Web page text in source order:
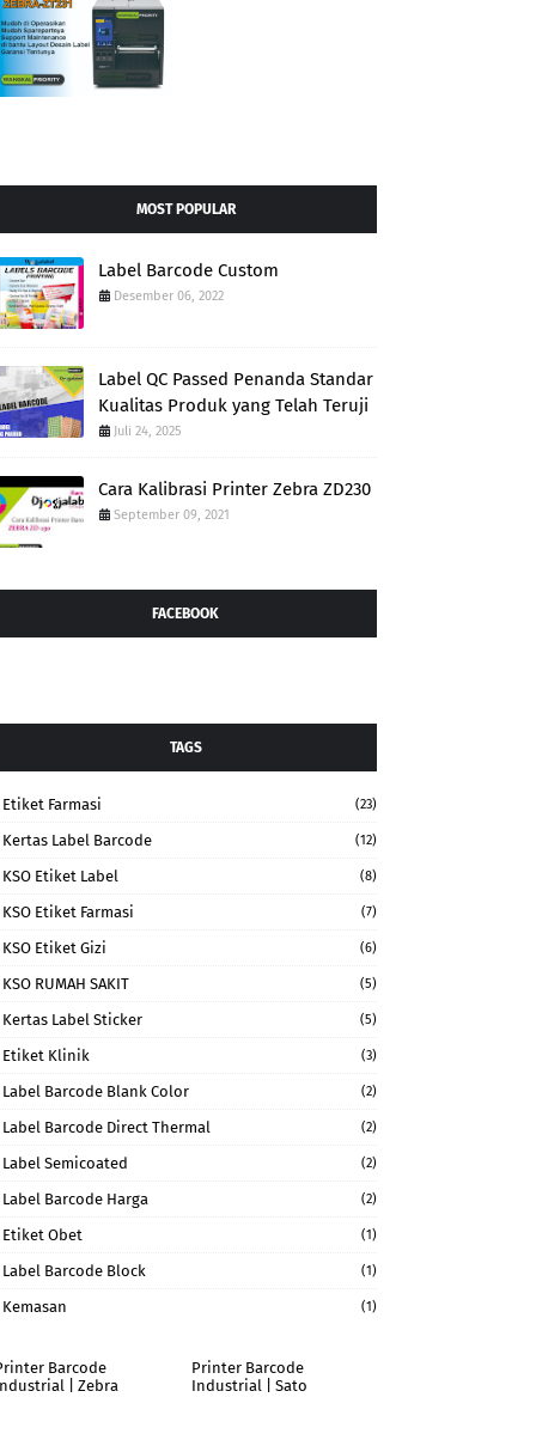
MOST POPULAR
Label Barcode Custom
Desember 06, 2022
Label QC Passed Penanda Standar
Kualitas Produk yang Telah Teruji
Juli 24, 2025
Cara Kalibrasi Printer Zebra ZD230
September 09, 2021
FACEBOOK
TAGS
Etiket Farmasi (23)
Kertas Label Barcode (12)
KSO Etiket Label (8)
KSO Etiket Farmasi (7)
KSO Etiket Gizi (6)
KSO RUMAH SAKIT (5)
Kertas Label Sticker (5)
Etiket Klinik (3)
Label Barcode Blank Color (2)
Label Barcode Direct Thermal (2)
Label Semicoated (2)
Label Barcode Harga (2)
Etiket Obet (1)
Label Barcode Block (1)
Kemasan (1)
Barcode
| Zebra
Printer Barcode
Industrial | Sato